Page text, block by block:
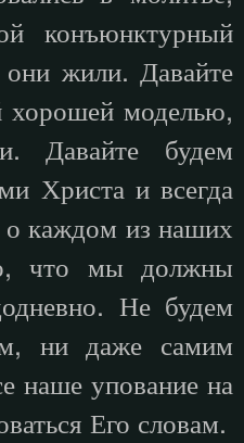
конъюнктурный
жили. Давайте
хорошей моделью,
Давайте будем
Христа и всегда
о каждом из наших
что мы должны
Не будем
ни даже самим
наше упование на
Его словам.